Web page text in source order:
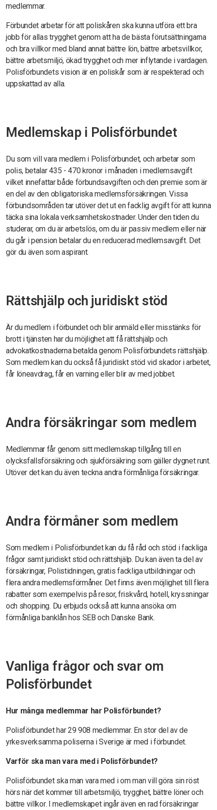
medlemmar.
Förbundet arbetar för att poliskåren ska kunna utföra ett bra
jobb för allas trygghet genom att ha de bästa förutsättningarna
och bra villkor med bland annat bättre lön, bättre arbetsvillkor,
bättre arbetsmiljö, ökad trygghet och mer inflytande i vardagen.
Polisförbundets vision är en poliskår som är respekterad och
uppskattad av alla.
Medlemskap i Polisförbundet
Du som vill vara medlem i Polisförbundet, och arbetar som
polis, betalar 435 - 470 kronor i månaden i medlemsavgift
vilket innefattar både förbundsavgiften och den premie som är
en del av den obligatoriska medlemsförsäkringen. Vissa
förbundsområden tar utöver det ut en facklig avgift för att kunna
täcka sina lokala verksamhetskostnader. Under den tiden du
studerar, om du är arbetslös, om du är passiv medlem eller när
du går i pension betalar du en reducerad medlemsavgift. Det
gör du även som aspirant.
Rättshjälp och juridiskt stöd
Är du medlem i förbundet och blir anmäld eller misstänks för
brott i tjänsten har du möjlighet att få rättshjälp och
advokatkostnaderna betalda genom Polisförbundets rättshjälp.
Som medlem kan du också få juridiskt stöd vid skador i arbetet,
får löneavdrag, får en varning eller blir av med jobbet.
Andra försäkringar som medlem
Medlemmar får genom sitt medlemskap tillgång till en
olycksfallsförsäkring och sjukförsäkring som gäller dygnet runt.
Utöver det kan du även teckna andra förmånliga försäkringar.
Andra förmåner som medlem
Som medlem i Polisförbundet kan du få råd och stöd i fackliga
frågor samt juridiskt stöd och rättshjälp. Du kan även ta del av
försäkringar, Polistidningen, gratis fackliga utbildningar och
flera andra medlemsförmåner. Det finns även möjlighet till flera
rabatter som exempelvis på resor, friskvård, hotell, kryssningar
och shopping. Du erbjuds också att kunna ansöka om
förmånliga banklån hos SEB och Danske Bank.
Vanliga frågor och svar om
Polisförbundet
Hur många medlemmar har Polisförbundet?
Polisförbundet har 29 908 medlemmar. En stor del av de
yrkesverksamma poliserna i Sverige är med i förbundet.
Varför ska man vara med i Polisförbundet?
Polisförbundet ska man vara med i om man vill göra sin röst
hörs när det kommer till arbetsmiljö, trygghet, bättre löner och
bättre villkor. I medlemskapet ingår även en rad försäkringar